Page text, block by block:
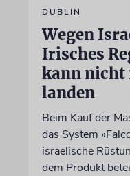
DUBLIN
Wegen
Irisches
kann nicht
landen
Beim Kauf der
das System
israelische
dem Produkt